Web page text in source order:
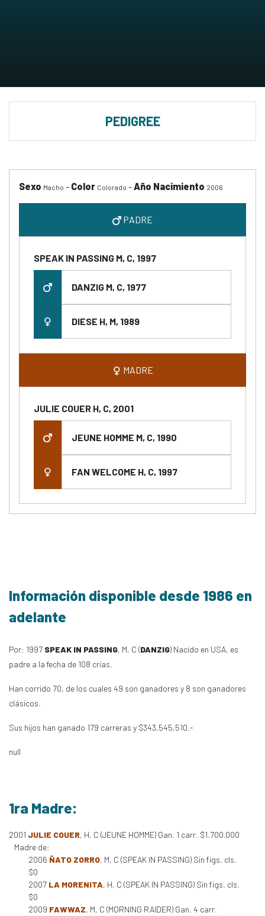
PEDIGREE
Sexo Macho - Color Colorado -Año Nacimiento 2006
PADRE
SPEAK IN PASSING M, C, 1997
DANZIG M, C, 1977
DIESE H, M, 1989
MADRE
JULIE COUER H, C, 2001
JEUNE HOMME M, C, 1990
FAN WELCOME H, C, 1997
Información disponible desde 1986 en
adelante
Por: 1997 SPEAK IN PASSING, M, C (DANZIG) Nacido en USA, es
padre a la fecha de 108 crías.
Han corrido 70, de los cuales 49 son ganadores y 8 son ganadores
clásicos.
Sus hijos han ganado 179 carreras y $343,545,510.-
null
1ra Madre:
2001 JULIE COUER, H, C (JEUNE HOMME) Gan. 1 carr. $1.700.000
Madre de:
2006 ÑATO ZORRO, M, C (SPEAK IN PASSING) Sin figs. cls.
$0
2007 LA MORENITA, H, C (SPEAK IN PASSING) Sin figs. cls.
$0
2009 FAWWAZ, M, C (MORNING RAIDER) Gan. 4 carr.